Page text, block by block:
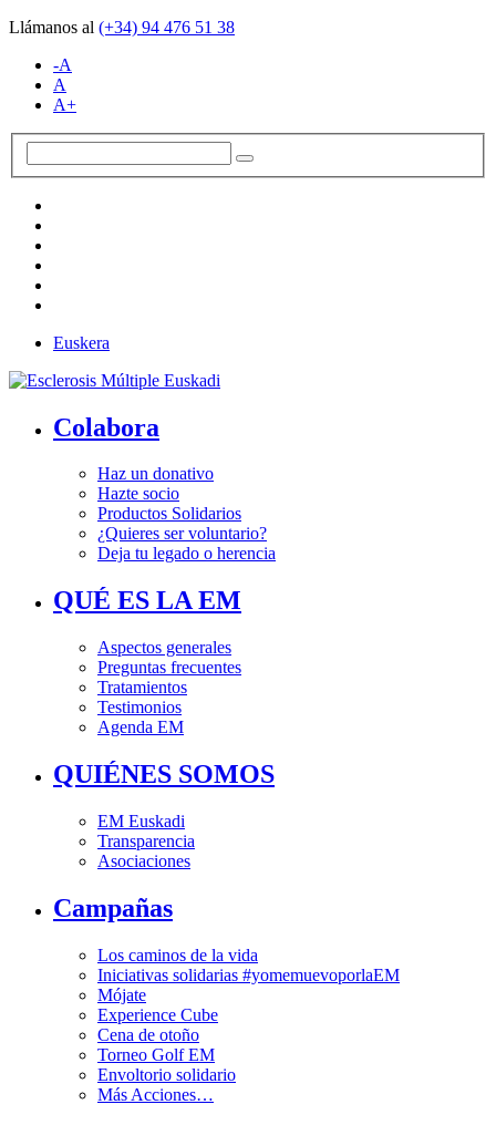
Llámanos al (+34) 94 476 51 38
-A
A
A+
Euskera
Colabora
Haz un donativo
Hazte socio
Productos Solidarios
¿Quieres ser voluntario?
Deja tu legado o herencia
QUÉ ES LA EM
Aspectos generales
Preguntas frecuentes
Tratamientos
Testimonios
Agenda EM
QUIÉNES SOMOS
EM Euskadi
Transparencia
Asociaciones
Campañas
Los caminos de la vida
Iniciativas solidarias #yomemuevoporlaEM
Mójate
Experience Cube
Cena de otoño
Torneo Golf EM
Envoltorio solidario
Más Acciones…